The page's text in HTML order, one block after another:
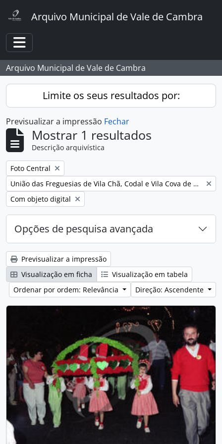
Arquivo Municipal de Vale de Cambra
Toggle navigation
Arquivo Municipal de Vale de Cambra
Limite os seus resultados por:
Previsualizar a impressão Fechar
Mostrar 1 resultados
Descrição arquivística
Remover filtro:
Foto Central
Remover filtro:
União das Freguesias de Vila Chã, Codal e Vila Cova de Perrinho
Remover filtro:
Com objeto digital
Opções de pesquisa avançada
Previsualizar a impressão
Visualização em ficha
Visualização em tabela
Ordenar por ordem: Relevância
Direção: Ascendente